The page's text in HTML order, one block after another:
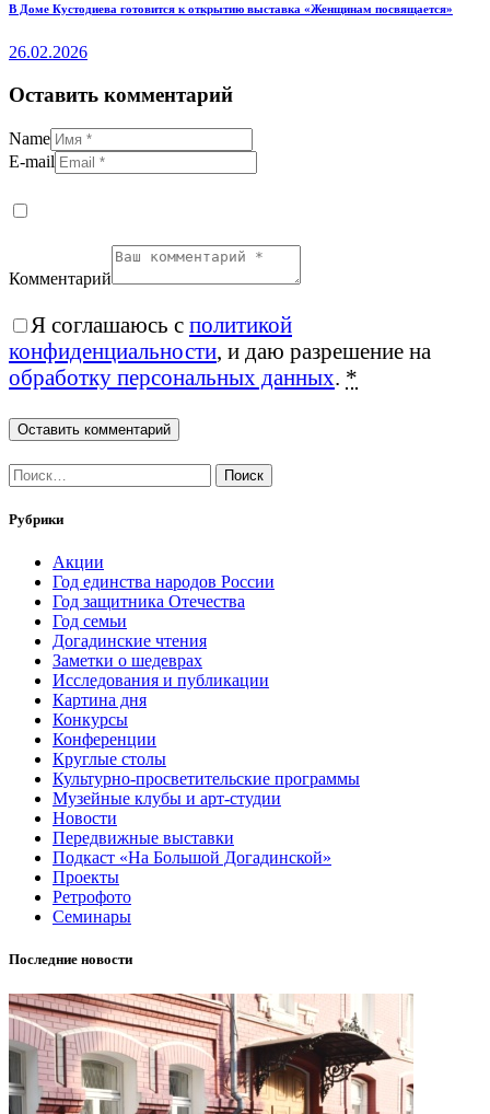
В Доме Кустодиева готовится к открытию выставка «Женщинам посвящается»
26.02.2026
Оставить комментарий
Name
E-mail
Комментарий
Я соглашаюсь с политикой
конфиденциальности, и даю разрешение на
обработку персональных данных. *
Найти:
Рубрики
Акции
Год единства народов России
Год защитника Отечества
Год семьи
Догадинские чтения
Заметки о шедеврах
Исследования и публикации
Картина дня
Конкурсы
Конференции
Круглые столы
Культурно-просветительские программы
Музейные клубы и арт-студии
Новости
Передвижные выставки
Подкаст «На Большой Догадинской»
Проекты
Ретрофото
Семинары
Последние новости